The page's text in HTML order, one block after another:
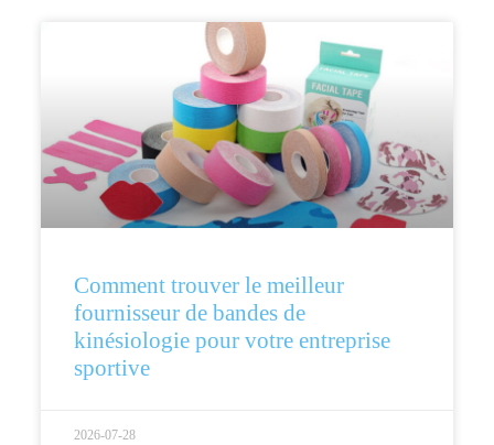
Comment trouver le meilleur
fournisseur de bandes de
kinésiologie pour votre entreprise
sportive
2026-07-28